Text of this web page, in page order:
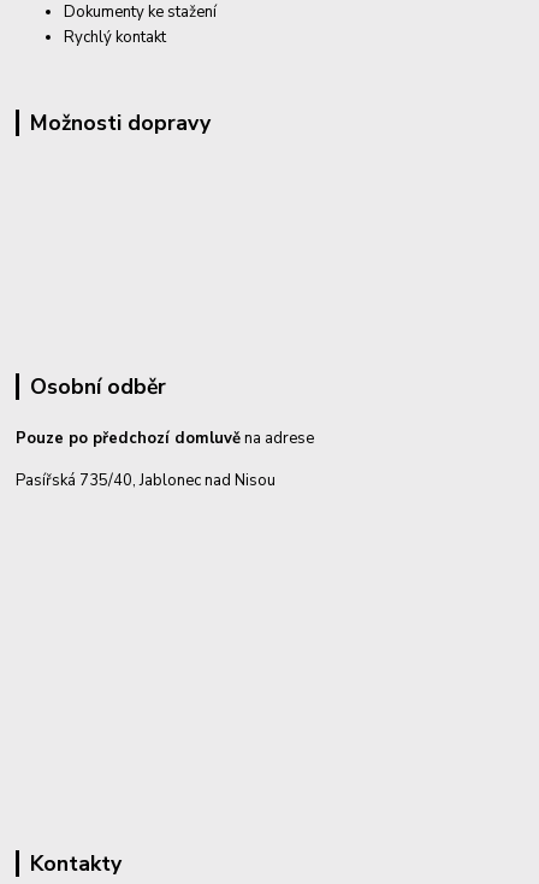
Dokumenty ke stažení
Rychlý kontakt
Možnosti dopravy
Osobní odběr
Pouze po předchozí domluvěna adrese
Pasířská 735/40, Jablonec nad Nisou
Kontakty